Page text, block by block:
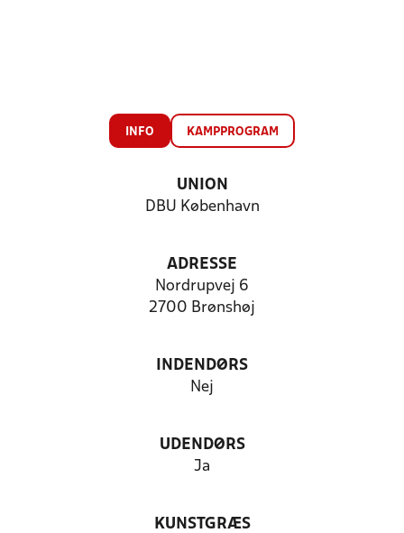
INFO KAMPPROGRAM
UNION
DBU København
ADRESSE
Nordrupvej 6
2700 Brønshøj
INDENDØRS
Nej
UDENDØRS
Ja
KUNSTGRÆS